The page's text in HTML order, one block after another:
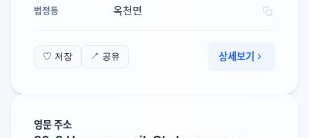
법정동 옥천면
♡ 저장 ↗ 공유 상세보기
영문 주소